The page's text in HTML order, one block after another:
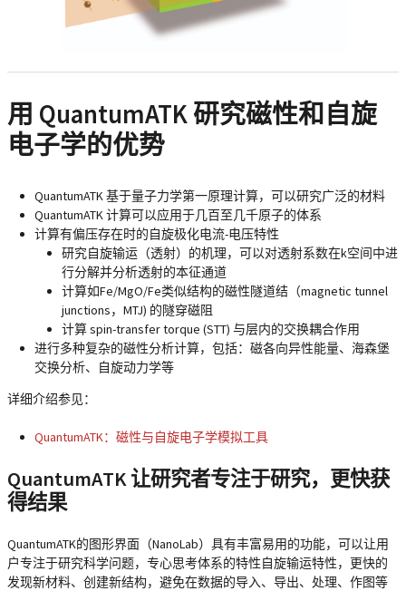
用 QuantumATK 研究磁性和自旋
电子学的优势
QuantumATK 基于量子力学第一原理计算，可以研究广泛的材料
QuantumATK 计算可以应用于几百至几千原子的体系
计算有偏压存在时的自旋极化电流-电压特性
研究自旋输运（透射）的机理，可以对透射系数在k空间中进
行分解并分析透射的本征通道
计算如Fe/MgO/Fe类似结构的磁性隧道结（magnetic tunnel
junctions，MTJ) 的隧穿磁阻
计算 spin-transfer torque (STT) 与层内的交换耦合作用
进行多种复杂的磁性分析计算，包括：磁各向异性能量、海森堡
交换分析、自旋动力学等
详细介绍参见：
QuantumATK：磁性与自旋电子学模拟工具
QuantumATK 让研究者专注于研究，更快获
得结果
QuantumATK的图形界面（NanoLab）具有丰富易用的功能，可以让用
户专注于研究科学问题，专心思考体系的特性自旋输运特性，更快的
发现新材料、创建新结构，避免在数据的导入、导出、处理、作图等